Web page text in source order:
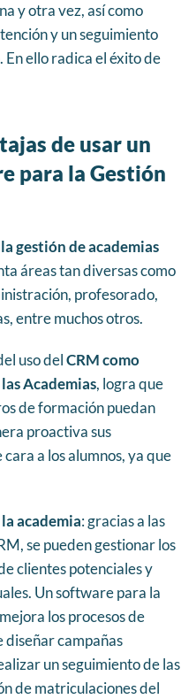
y otra vez, así como
y un seguimiento
En ello radica el éxito de
de usar un
para la Gestión
gestión de academias
áreas tan diversas como
profesorado,
entre muchos otros.
uso delCRM como
Academias, logra que
de formación puedan
proactiva sus
a los alumnos, ya que
academia: gracias a las
se pueden gestionar los
clientes potenciales y
Un software para la
los procesos de
campañas
un seguimiento de las
de matriculaciones del